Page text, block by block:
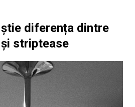
știe diferența dintre
striptease